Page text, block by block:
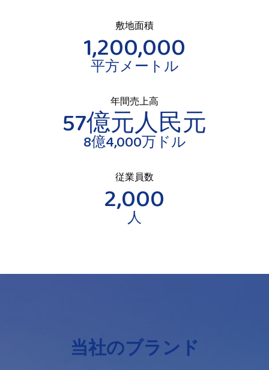
敷地面積
1,200,000
平方メートル
年間売上高
57億元人民元
8億4,000万ドル
従業員数
2,000
人
当社のブランド